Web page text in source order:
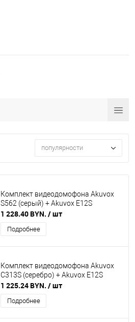
популярности
Комплект видеодомофона Akuvox
S562 (серый) + Akuvox E12S
1 228.40 BYN. / шт
Подробнее
Комплект видеодомофона Akuvox
C313S (серебро) + Akuvox E12S
1 225.24 BYN. / шт
Подробнее